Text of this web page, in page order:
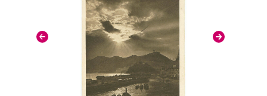
CC BY-NC-SA 4.0